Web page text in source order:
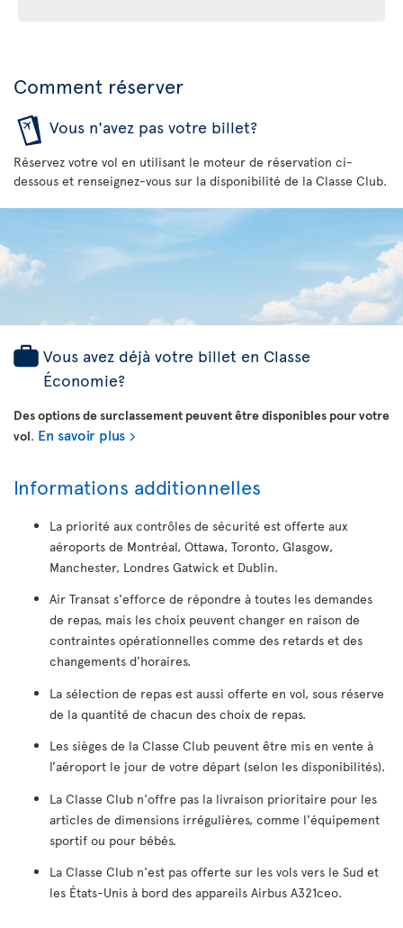
Comment réserver
Vous n'avez pas votre billet?
Réservez votre vol en utilisant le moteur de réservation ci-
dessous et renseignez-vous sur la disponibilité de la Classe Club.
Vous avez déjà votre billet en Classe
Économie?
Des options de surclassement peuvent être disponibles pour votre
vol. En savoir plus
Informations additionnelles
La priorité aux contrôles de sécurité est offerte aux
aéroports de Montréal, Ottawa, Toronto, Glasgow,
Manchester, Londres Gatwick et Dublin.
Air Transat s'efforce de répondre à toutes les demandes
de repas, mais les choix peuvent changer en raison de
contraintes opérationnelles comme des retards et des
changements d'horaires.
La sélection de repas est aussi offerte en vol, sous réserve
de la quantité de chacun des choix de repas.
Les sièges de la Classe Club peuvent être mis en vente à
l’aéroport le jour de votre départ (selon les disponibilités).
La Classe Club n'offre pas la livraison prioritaire pour les
articles de dimensions irrégulières, comme l'équipement
sportif ou pour bébés.
La Classe Club n'est pas offerte sur les vols vers le Sud et
les États-Unis à bord des appareils Airbus A321ceo.